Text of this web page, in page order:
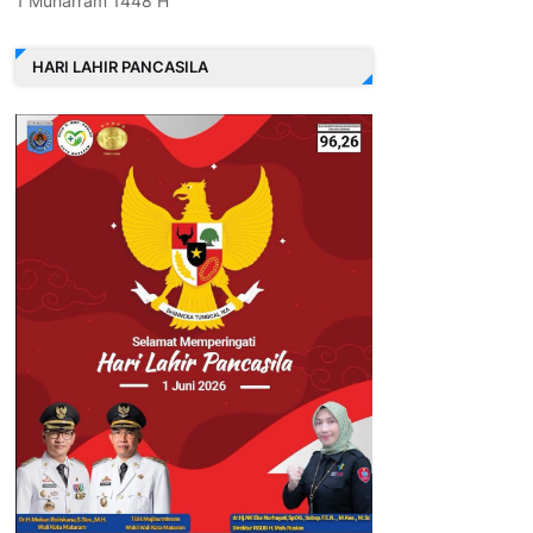
HARI LAHIR PANCASILA